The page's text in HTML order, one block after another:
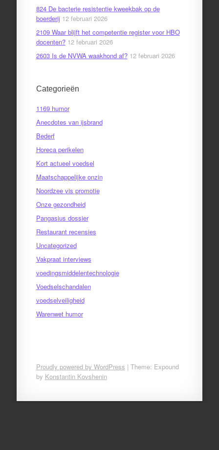
824 De bacterie resistentie kweekbak op de
boerderij 12 februari 2026
2109 Waar blijft het competentie register voor HBO
docenten? 12 februari 2026
2603 Is de NVWA waakhond af? 12 februari 2026
Categorieën
1169 humor
Anecdotes van ijsbrand
Bederf
Horeca perikelen
Kort actueel voedsel
Maatschappelijke onzin
Noordzee vis promotie
Onze gezondheid
Pangasius dossier
Restaurant recensies
Uncategorized
Vakpraat interviews
voedingsmiddelentechnologie
Voedselschandalen
voedselveiligheid
Warenwet humor
Proudly powered by WordPress | Theme: Expound
by Konstantin Kovshenin